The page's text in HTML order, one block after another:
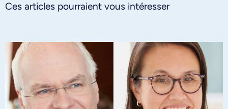
Ces articles pourraient vous intéresser